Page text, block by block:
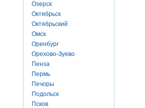
Озерск
Октябрьск
Октябрьский
Омск
Оренбург
Орехово-Зуево
Пенза
Пермь
Печоры
Подольск
Псков